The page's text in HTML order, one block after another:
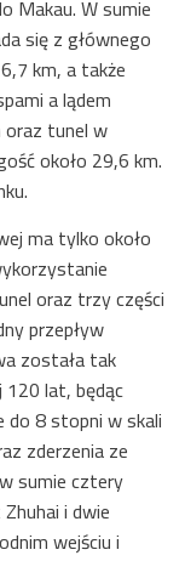
Makau. W sumie
się z głównego
km, a także
a lądem
oraz tunel w
około 29,6 km.
ma tylko około
oraz trzy części
przepływ
została tak
lat, będąc
do 8 stopni w skali
zderzenia ze
sumie cztery
i dwie
wejściu i